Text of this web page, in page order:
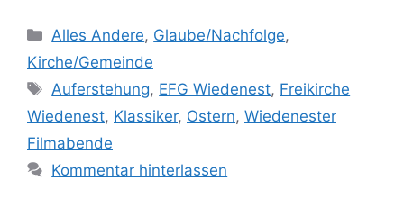
Kategorien
Alles Andere, Glaube/Nachfolge,
Kirche/Gemeinde
Schlagwörter
Auferstehung, EFG Wiedenest, Freikirche
Wiedenest, Klassiker, Ostern, Wiedenester
Filmabende
Kommentar hinterlassen